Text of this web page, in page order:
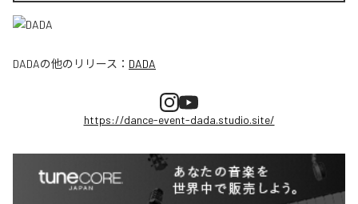
DADAの他のリリース： DADA
https://dance-event-dada.studio.site/